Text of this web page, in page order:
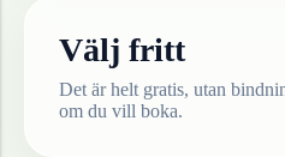
Välj fritt
Det är helt gratis, utan
om du vill boka.